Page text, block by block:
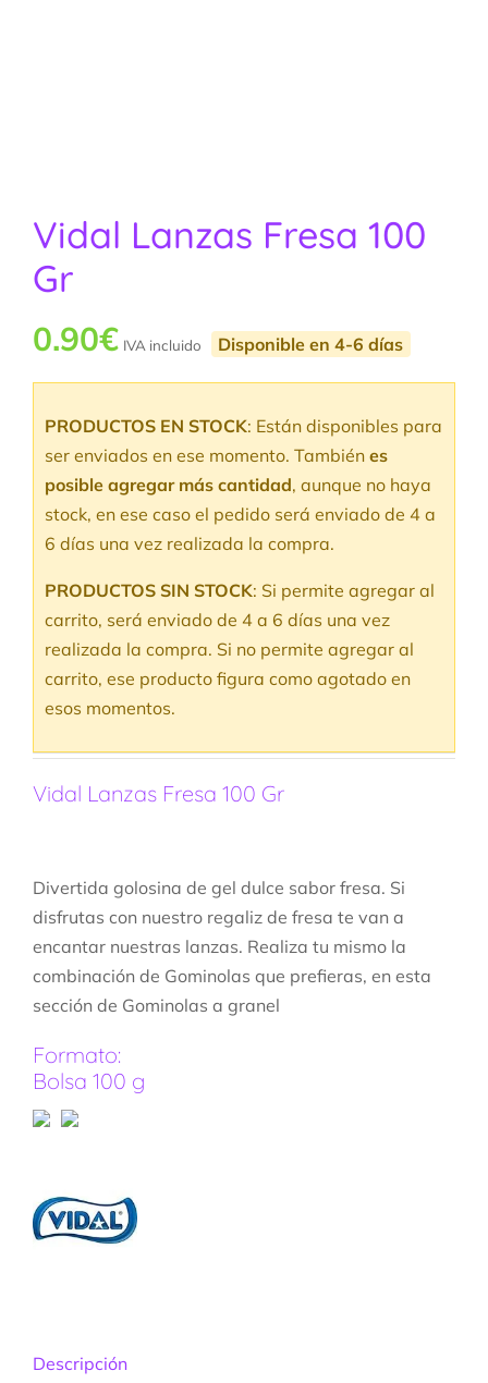
Vidal Lanzas Fresa 100
Gr
0.90€ IVA incluido Disponible en 4-6 días
PRODUCTOS EN STOCK: Están disponibles para
ser enviados en ese momento. También es
posible agregar más cantidad, aunque no haya
stock, en ese caso el pedido será enviado de 4 a
6 días una vez realizada la compra.
PRODUCTOS SIN STOCK: Si permite agregar al
carrito, será enviado de 4 a 6 días una vez
realizada la compra. Si no permite agregar al
carrito, ese producto figura como agotado en
esos momentos.
Vidal Lanzas Fresa 100 Gr
Divertida golosina de gel dulce sabor fresa. Si
disfrutas con nuestro regaliz de fresa te van a
encantar nuestras lanzas. Realiza tu mismo la
combinación de Gominolas que prefieras, en esta
sección de Gominolas a granel
Formato:
Bolsa 100 g
Descripción